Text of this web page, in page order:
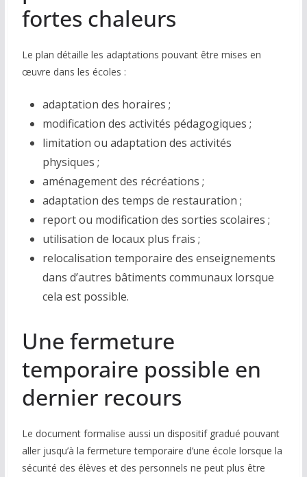
fortes chaleurs
Le plan détaille les adaptations pouvant être mises en
œuvre dans les écoles :
adaptation des horaires ;
modification des activités pédagogiques ;
limitation ou adaptation des activités
physiques ;
aménagement des récréations ;
adaptation des temps de restauration ;
report ou modification des sorties scolaires ;
utilisation de locaux plus frais ;
relocalisation temporaire des enseignements
dans d’autres bâtiments communaux lorsque
cela est possible.
Une fermeture
temporaire possible en
dernier recours
Le document formalise aussi un dispositif gradué pouvant
aller jusqu’à la fermeture temporaire d’une école lorsque la
sécurité des élèves et des personnels ne peut plus être